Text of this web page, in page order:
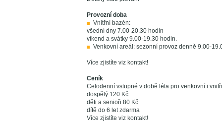
Provozní doba
Vnitřní bazén:
všední dny 7.00-20.30 hodin
víkend a svátky 9.00-19.30 hodin.
Venkovní areál: sezonní provoz denně 9.00-
Více zjistíte viz kontakt!
Ceník
Celodenní vstupné v době léta pro venkovní i
dospělý 120 Kč
děti a senioři 80 Kč
dítě do 6 let zdarma
Více zjistíte viz kontakt!